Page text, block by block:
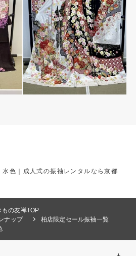
色｜成人式の振袖レンタルなら京都
の友禅TOP
ナップ
柏店限定セール振袖一覧